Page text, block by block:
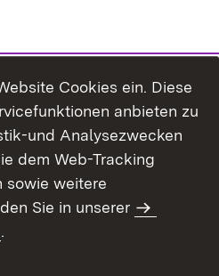
Cookies ein. Diese
anbieten zu
und Analysezwecken
dem Web-Tracking
sowie weitere
Sie in unserer
.